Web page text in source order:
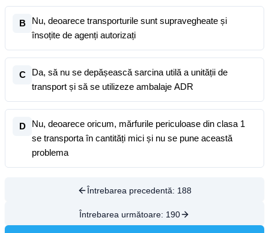
B
Nu, deoarece transporturile sunt supravegheate și
însoțite de agenți autorizați
C
Da, să nu se depășească sarcina utilă a unității de
transport și să se utilizeze ambalaje ADR
D
Nu, deoarece oricum, mărfurile periculoase din clasa 1
se transporta în cantități mici și nu se pune această
problema
Întrebarea precedentă: 188
Întrebarea următoare: 190